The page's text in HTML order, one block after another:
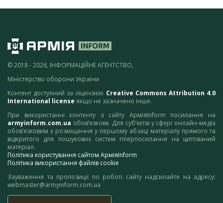
© 2018 - 2026, ІНФОРМАЦІЙНЕ АГЕНТСТВО,
Міністерство оборони України
Контент доступний за ліцензією Creative Commons Attribution 4.0
International license якщо не зазначено інше.
При використанні контенту з сайту АрміяInform посилання на
armyinform.com.ua обов’язкове. Для суб’єктів у сфері онлайн-медіа
обов’язковим є розміщення у першому абзаці матеріалу прямого та
відкритого для пошукових систем гіперпосилання на цитований
матеріал.
Політика користування сайтом АрміяInform
Політика використання файлів cookie
Зауваження та пропозиції по роботі сайту надсилайте на адресу:
webmaster@armyinform.com.ua